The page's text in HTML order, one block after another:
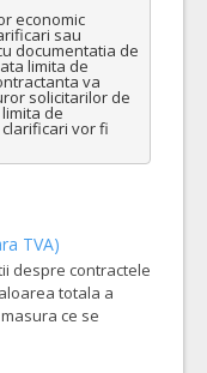
economic
sau
documentatia de
limita de
va
solicitarilor de
de
vor fi
TVA)
despre contractele
totala a
ce se